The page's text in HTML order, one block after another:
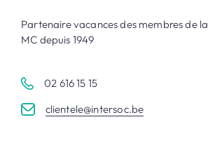
Partenaire vacances des membres de la
MC depuis 1949
02 616 15 15
clientele@intersoc.be